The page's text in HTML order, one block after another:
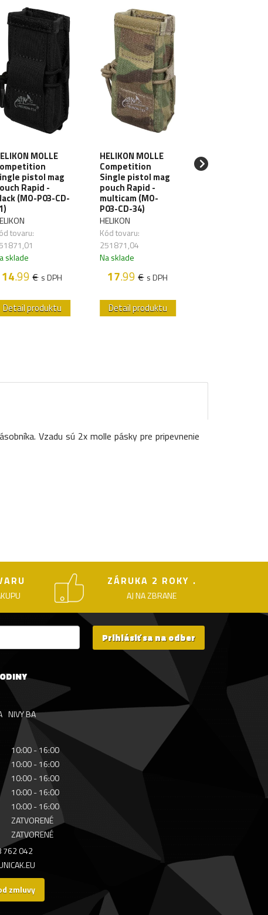
MOLLE
pistol mag
Rapid -
(MO-P03-CD-
tovaru:
sklade
14.99€ s DPH
Detail produktu
HELIKON MOLLE
Competition
Single pistol mag
pouch Rapid -
multicam (MO-
P03-CD-34)
HELIKON
Kód tovaru:
251871,04
Na sklade
17.99€ s DPH
Detail produktu
PRIMAL GEAR
Vzadu sú 2x molle pásky pre pripevnenie
ZÁRUKA 2 ROKY .
AJ NA ZBRANE
Prihlásiť sa na odber
NIVY BA
10:00 - 16:00
10:00 - 16:00
10:00 - 16:00
10:00 - 16:00
10:00 - 16:00
ZATVORENÉ
ZATVORENÉ
762 042
zmluvy